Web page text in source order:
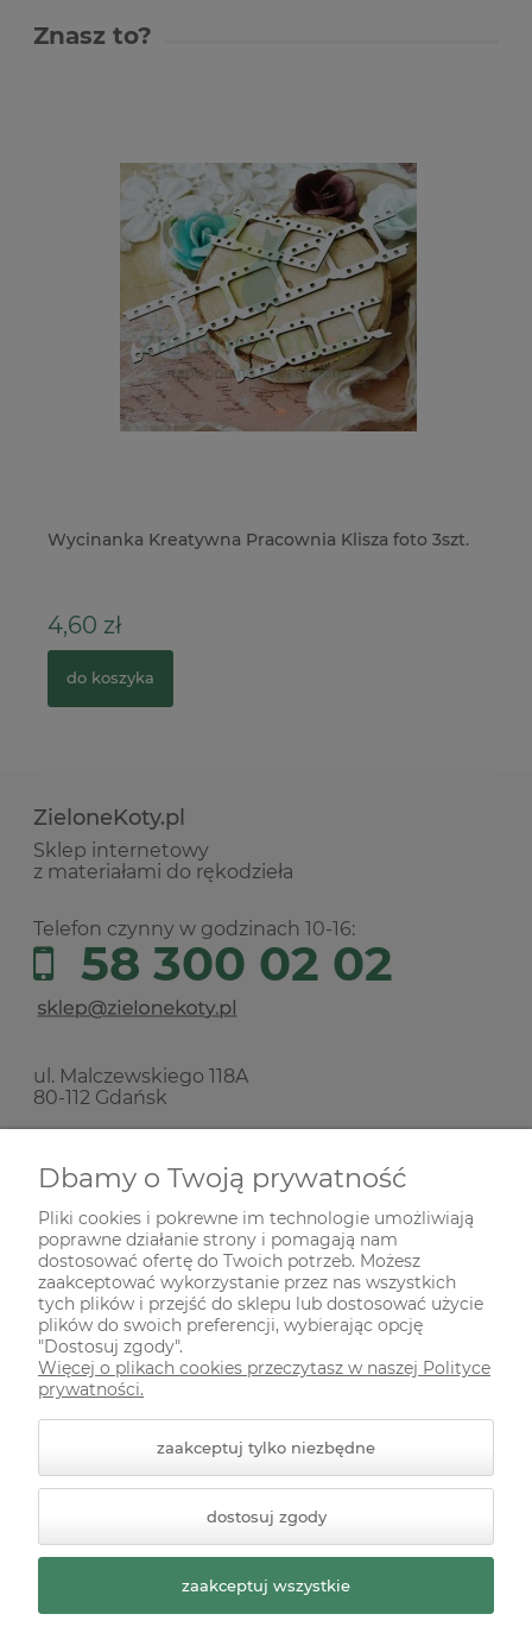
Znasz to?
foto 3szt. Wycinanka Crafty Moly 3D Trójkołowy
ZieloneKoty.pl
Sklep internetowy
z materiałami do rękodzieła
Telefon czynny w godzinach 10-16:
58 300 02 02
ul. Malczewskiego 118A
80-112 Gdańsk
SKŁADANIE ZAMÓWIEŃ
INFORMACJE
ODWIEDŹ NAS NA
© 2026 zielonekoty.pl. Wszelkie prawa zastrzeżone.
Dbamy o Twoją prywatność
Pliki cookies i pokrewne im technologie umożliwiają
poprawne działanie strony i pomagają nam
dostosować ofertę do Twoich potrzeb. Możesz
zaakceptować wykorzystanie przez nas wszystkich
tych plików i przejść do sklepu lub dostosować użycie
plików do swoich preferencji, wybierając opcję
"Dostosuj zgody".
Więcej o plikach cookies przeczytasz w naszej Polityce
prywatności.
zaakceptuj tylko niezbędne
dostosuj zgody
zaakceptuj wszystkie